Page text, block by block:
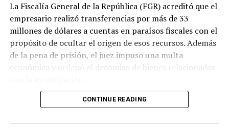
La Fiscalía General de la República (FGR) acreditó que el
empresario realizó transferencias por más de 33
millones de dólares a cuentas en paraísos fiscales con el
propósito de ocultar el origen de esos recursos. Además
de la pena de prisión, el juez impuso una multa
económica y ordenó el decomiso de bienes relacionados
El nombre de Zhenli Ye Gon se volvió uno de los más
federales aseguraron más de 200 millones de dólares en
CONTINUE READING